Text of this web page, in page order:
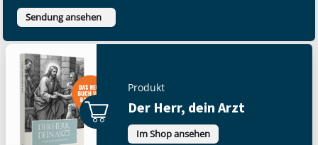
Sendung ansehen
Produkt
Der Herr, dein Arzt
Im Shop ansehen